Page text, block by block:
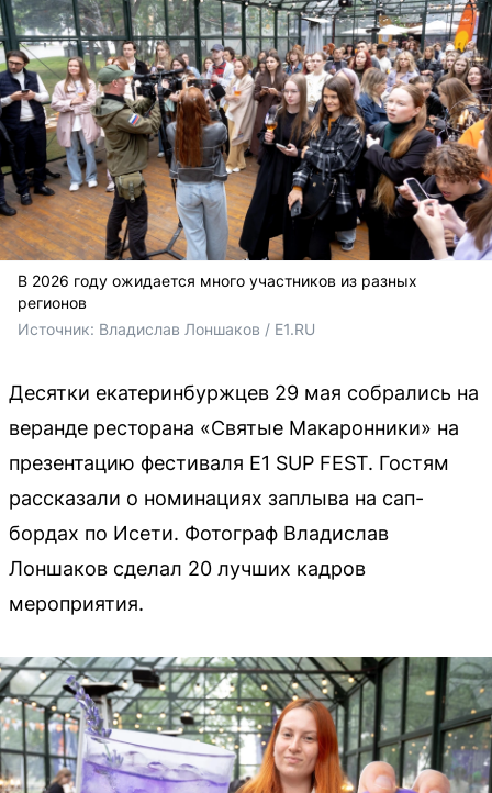
В 2026 году ожидается много участников из разных
регионов
Источник: Владислав Лоншаков / E1.RU
Десятки екатеринбуржцев 29 мая собрались на
веранде ресторана «Святые Макаронники» на
презентацию фестиваля E1 SUP FEST. Гостям
рассказали о номинациях заплыва на сап-
бордах по Исети. Фотограф Владислав
Лоншаков сделал 20 лучших кадров
мероприятия.